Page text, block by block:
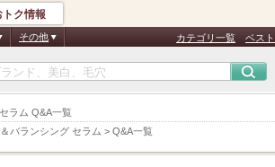
ラム Q&A一覧
バランシング セラム > Q&A一覧
ク情報
その他 カテゴリ一覧 ベス